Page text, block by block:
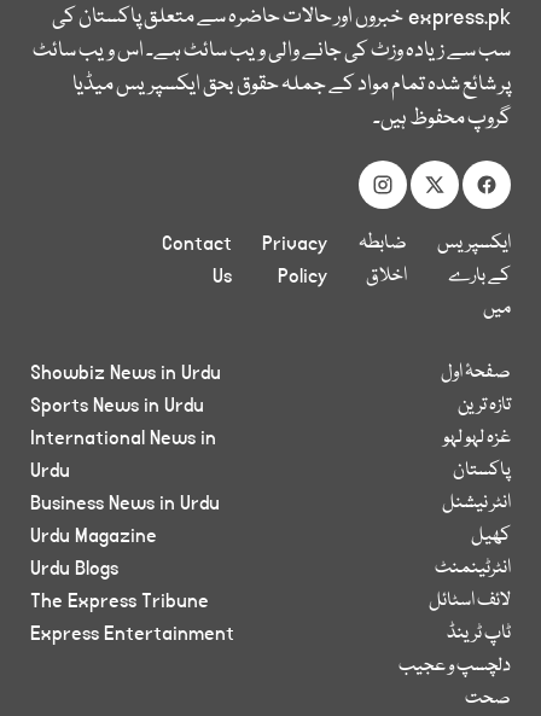
express.pkخبروں اور حالات حاضرہ سے متعلق پاکستان کی
سب سے زیادہ وزٹ کی جانے والی ویب سائٹ ہے۔ اس ویب سائٹ
پر شائع شدہ تمام مواد کے جملہ حقوق بحق ایکسپریس میڈیا
گروپ محفوظ ہیں۔
ایکسپریس
کے بارے
میں
ضابطہ
اخلاق
Privacy
Policy
Contact
Us
صفحۂ اول
تازہ ترین
غزہ لہو لہو
پاکستان
انٹر نیشنل
کھیل
انٹرٹینمنٹ
لائف اسٹائل
ٹاپ ٹرینڈ
دلچسپ و عجیب
صحت
Showbiz News in Urdu
Sports News in Urdu
International News in
Urdu
Business News in Urdu
Urdu Magazine
Urdu Blogs
The Express Tribune
Express Entertainment